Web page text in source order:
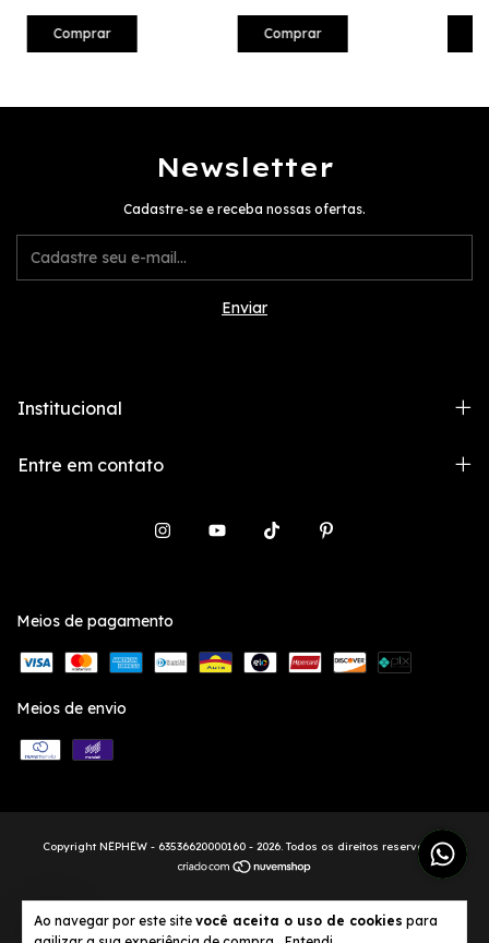
Ao navegar por este site você aceita o uso de cookies para
Comprar Comprar
Newsletter
Cadastre-se e receba nossas ofertas.
Institucional
Entre em contato
Meios de pagamento
Meios de envio
Copyright NËPHËW - 63536620000160 - 2026. Todos os direitos reservados.